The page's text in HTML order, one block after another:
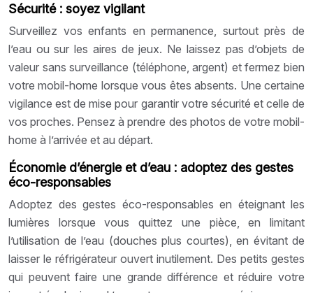
Sécurité : soyez vigilant
Surveillez vos enfants en permanence, surtout près de
l’eau ou sur les aires de jeux. Ne laissez pas d’objets de
valeur sans surveillance (téléphone, argent) et fermez bien
votre mobil-home lorsque vous êtes absents. Une certaine
vigilance est de mise pour garantir votre sécurité et celle de
vos proches. Pensez à prendre des photos de votre mobil-
home à l’arrivée et au départ.
Économie d’énergie et d’eau : adoptez des gestes
éco-responsables
Adoptez des gestes éco-responsables en éteignant les
lumières lorsque vous quittez une pièce, en limitant
l’utilisation de l’eau (douches plus courtes), en évitant de
laisser le réfrigérateur ouvert inutilement. Des petits gestes
qui peuvent faire une grande différence et réduire votre